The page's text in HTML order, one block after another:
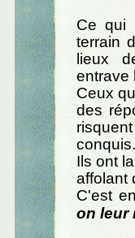
Ce qui
terrain
lieux
entrave
Ceux
des
conquis.
Ils ont
affolant
C'est
on leur